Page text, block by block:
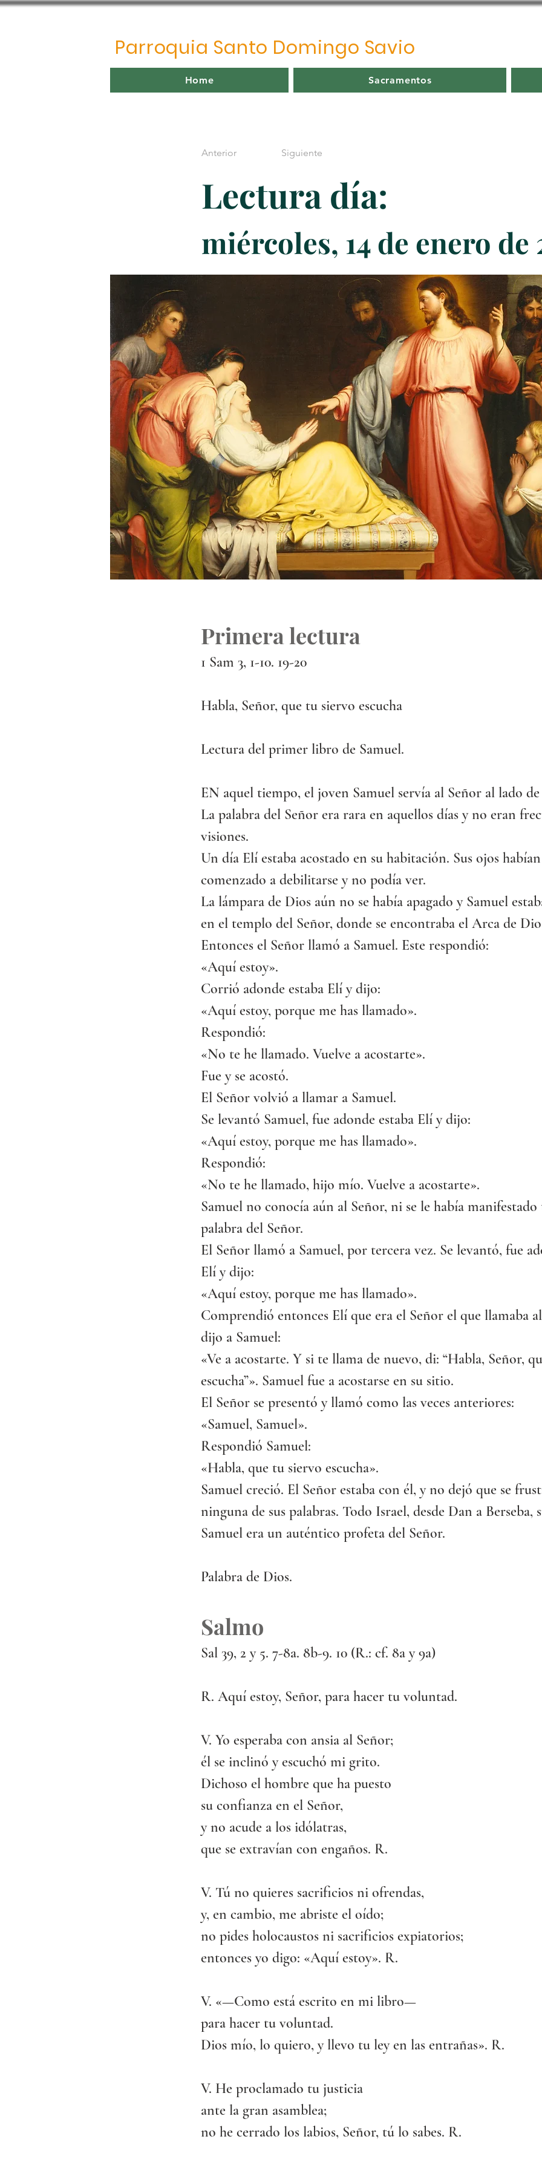
Parroquia Santo Domingo Savio
Home Sacramentos
Anterior Siguiente
Lectura día:
miércoles, 14 de enero de
Primera lectura
1 Sam 3, 1-10. 19-20
Habla, Señor, que tu siervo escucha
Lectura del primer libro de Samuel.
EN aquel tiempo, el joven Samuel servía al Señor al lado
La palabra del Señor era rara en aquellos días y no eran
visiones.
Un día Elí estaba acostado en su habitación. Sus ojos
comenzado a debilitarse y no podía ver.
La lámpara de Dios aún no se había apagado y Samuel
en el templo del Señor, donde se encontraba el Arca de
Entonces el Señor llamó a Samuel. Este respondió:
«Aquí estoy».
Corrió adonde estaba Elí y dijo:
«Aquí estoy, porque me has llamado».
Respondió:
«No te he llamado. Vuelve a acostarte».
Fue y se acostó.
El Señor volvió a llamar a Samuel.
Se levantó Samuel, fue adonde estaba Elí y dijo:
«Aquí estoy, porque me has llamado».
Respondió:
«No te he llamado, hijo mío. Vuelve a acostarte».
Samuel no conocía aún al Señor, ni se le había
palabra del Señor.
El Señor llamó a Samuel, por tercera vez. Se levantó, fue
Elí y dijo:
«Aquí estoy, porque me has llamado».
Comprendió entonces Elí que era el Señor el que llamaba
dijo a Samuel:
«Ve a acostarte. Y si te llama de nuevo, di: “Habla, Señor,
escucha”». Samuel fue a acostarse en su sitio.
El Señor se presentó y llamó como las veces anteriores:
«Samuel, Samuel».
Respondió Samuel:
«Habla, que tu siervo escucha».
Samuel creció. El Señor estaba con él, y no dejó que se
ninguna de sus palabras. Todo Israel, desde Dan a Berseba,
Samuel era un auténtico profeta del Señor.
Palabra de Dios.
Salmo
Sal 39, 2 y 5. 7-8a. 8b-9. 10 (R.: cf. 8a y 9a)
R. Aquí estoy, Señor, para hacer tu voluntad.
V. Yo esperaba con ansia al Señor;
él se inclinó y escuchó mi grito.
Dichoso el hombre que ha puesto
su confianza en el Señor,
y no acude a los idólatras,
que se extravían con engaños. R.
V. Tú no quieres sacrificios ni ofrendas,
y, en cambio, me abriste el oído;
no pides holocaustos ni sacrificios expiatorios;
entonces yo digo: «Aquí estoy». R.
V. «—Como está escrito en mi libro—
para hacer tu voluntad.
Dios mío, lo quiero, y llevo tu ley en las entrañas». R.
V. He proclamado tu justicia
ante la gran asamblea;
no he cerrado los labios, Señor, tú lo sabes. R.